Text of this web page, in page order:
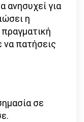
ανησυχεί για
η
να πατήσεις
σε